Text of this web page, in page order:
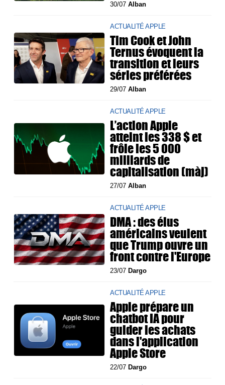
30/07Alban
ACTUALITÉ APPLE
Tim Cook et John
Ternus évoquent la
transition et leurs
séries préférées
29/07Alban
ACTUALITÉ APPLE
L’action Apple
atteint les 338 $ et
frôle les 5 000
milliards de
capitalisation (màj)
27/07Alban
ACTUALITÉ APPLE
DMA : des élus
américains veulent
que Trump ouvre un
front contre l'Europe
23/07 Dargo
ACTUALITÉ APPLE
Apple prépare un
chatbot IA pour
guider les achats
dans l'application
Apple Store
22/07 Dargo